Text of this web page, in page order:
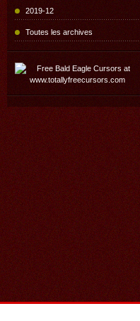
2019-12
Toutes les archives